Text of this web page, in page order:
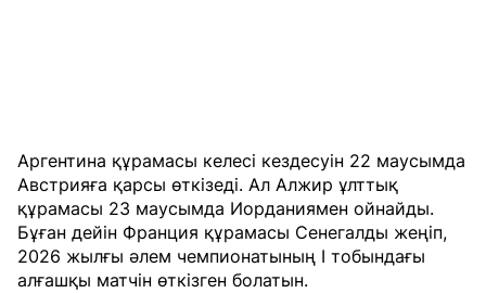
Аргентина құрамасы келесі кездесуін 22 маусымда
Австрияға қарсы өткізеді. Ал Алжир ұлттық
құрамасы 23 маусымда Иорданиямен ойнайды.
Бұған дейін Франция құрамасы Сенегалды жеңіп,
2026 жылғы әлем чемпионатының I тобындағы
алғашқы матчін өткізген болатын.